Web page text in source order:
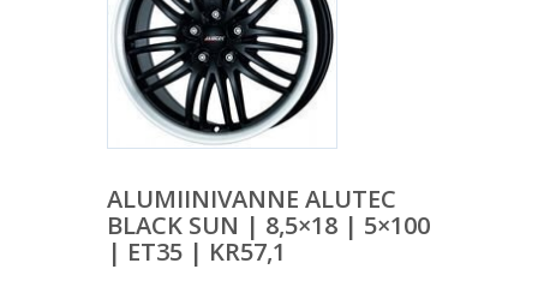
ALUMIINIVANNE ALUTEC
BLACK SUN | 8,5×18 | 5×100
| ET35 | KR57,1